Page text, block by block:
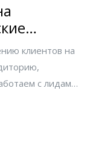
клиентов на
с лидами